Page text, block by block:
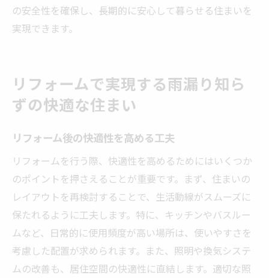
の安全性を確保し、長期的に安心して暮らせる住まいを
実現できます。
リフォームで実現する雨漏り知ら
ずの快適な住まい
リフォーム後の快適性を高める工夫
リフォームを行う際、快適性を高めるためにはいくつか
のポイントを押さえることが重要です。まず、住まいの
レイアウトを再検討することで、生活動線がスムーズに
保たれるように工夫します。特に、キッチンやバスルー
ムなど、日常的に使用頻度が高い場所は、使いやすさを
考慮した配置が求められます。また、照明や換気システ
ムの改善も、居住空間の快適性に直結します。適切な照